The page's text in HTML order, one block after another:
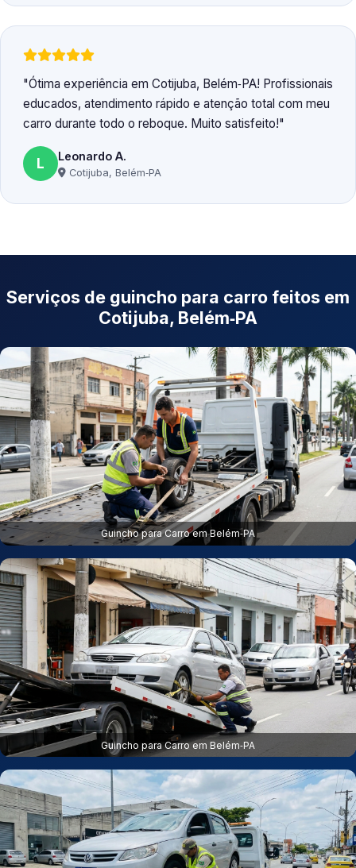
Ótima experiência em Cotijuba, Belém‑PA! Profissionais
educados, atendimento rápido e atenção total com meu
carro durante todo o reboque. Muito satisfeito!
L Leonardo A.
Cotijuba, Belém‑PA
Serviços de guincho para carro feitos em
Cotijuba, Belém‑PA
Guincho para Carro em Belém‑PA
Guincho para Carro em Belém‑PA